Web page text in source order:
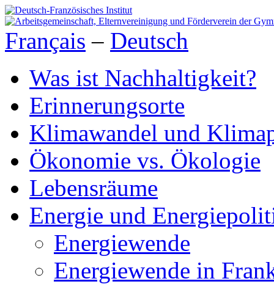
Français – Deutsch
Was ist Nachhaltigkeit?
Erinnerungsorte
Klimawandel und
Ökonomie vs. Ökologie
Lebensräume
Energie und
Energiewende
Energiewende in